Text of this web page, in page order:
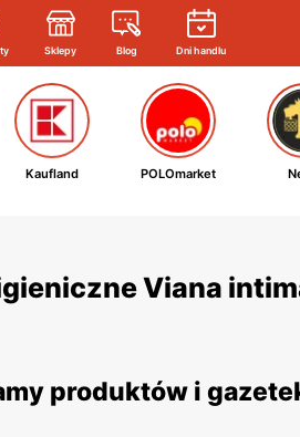
Sklepy Blog Dni handlu
Kaufland POLOmarket
Viana
produktów i